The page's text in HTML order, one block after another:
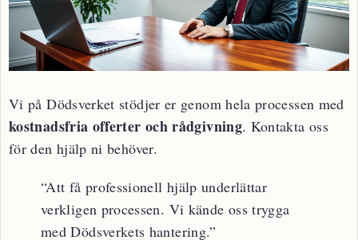
Vi på Dödsverket stödjer er genom hela processen med
kostnadsfria offerter och rådgivning. Kontakta oss
för den hjälp ni behöver.
“Att få professionell hjälp underlättar
verkligen processen. Vi kände oss trygga
med Dödsverkets hantering.”